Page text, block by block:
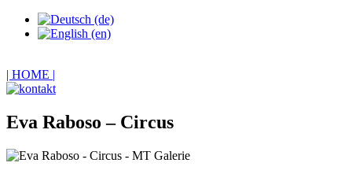
| HOME |
Eva Raboso – Circus